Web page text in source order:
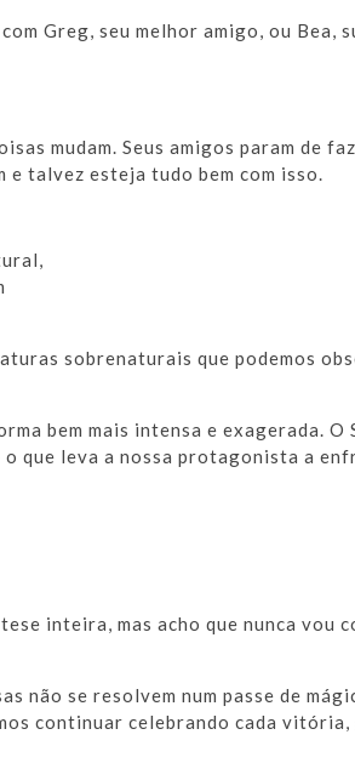
Greg, seu melhor amigo, ou Bea,
mudam. Seus amigos param de
e talvez esteja tudo bem com isso.
sobrenaturais que podemos
bem mais intensa e exagerada. O
que leva a nossa protagonista a
inteira, mas acho que nunca vou
não se resolvem num passe de
continuar celebrando cada vitória,